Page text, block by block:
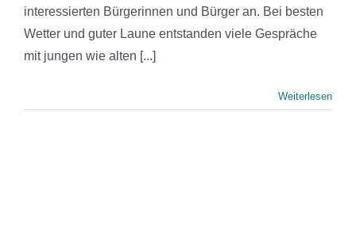
interessierten Bürgerinnen und Bürger an. Bei besten
Wetter und guter Laune entstanden viele Gespräche
mit jungen wie alten [...]
Weiterlesen